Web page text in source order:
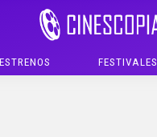
ESTRENOS FESTIVALES